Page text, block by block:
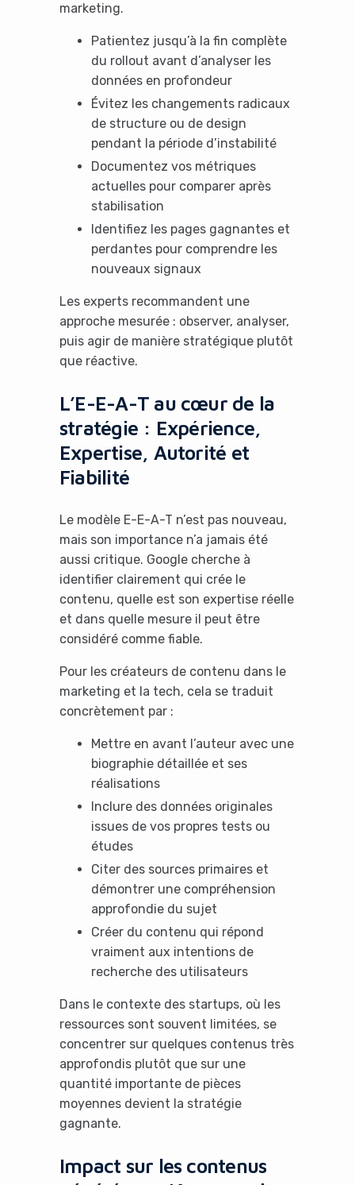
marketing.
Patientez jusqu’à la fin complète
du rollout avant d’analyser les
données en profondeur
Évitez les changements radicaux
de structure ou de design
pendant la période d’instabilité
Documentez vos métriques
actuelles pour comparer après
stabilisation
Identifiez les pages gagnantes et
perdantes pour comprendre les
nouveaux signaux
Les experts recommandent une
approche mesurée : observer, analyser,
puis agir de manière stratégique plutôt
que réactive.
L’E-E-A-T au cœur de la
stratégie : Expérience,
Expertise, Autorité et
Fiabilité
Le modèle E-E-A-T n’est pas nouveau,
mais son importance n’a jamais été
aussi critique. Google cherche à
identifier clairement qui crée le
contenu, quelle est son expertise réelle
et dans quelle mesure il peut être
considéré comme fiable.
Pour les créateurs de contenu dans le
marketing et la tech, cela se traduit
concrètement par :
Mettre en avant l’auteur avec une
biographie détaillée et ses
réalisations
Inclure des données originales
issues de vos propres tests ou
études
Citer des sources primaires et
démontrer une compréhension
approfondie du sujet
Créer du contenu qui répond
vraiment aux intentions de
recherche des utilisateurs
Dans le contexte des startups, où les
ressources sont souvent limitées, se
concentrer sur quelques contenus très
approfondis plutôt que sur une
quantité importante de pièces
moyennes devient la stratégie
gagnante.
Impact sur les contenus
It looks like you're
using an ad-blocker!
Yes, I will turn off Ad-Blocker